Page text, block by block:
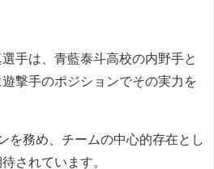
手は、青藍泰斗高校の内野手と
撃手のポジションでその実力を
を務め、チームの中心的存在とし
されています。